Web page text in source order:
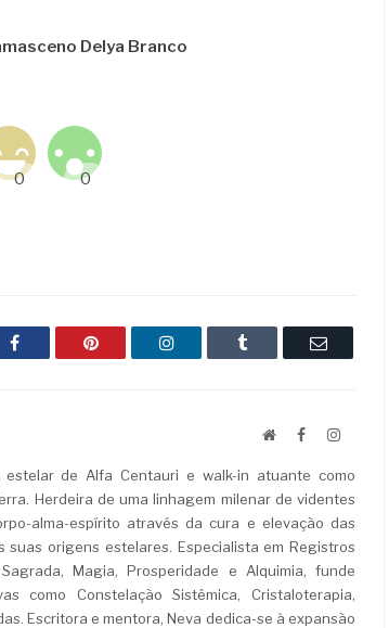
Delya Branco
Facebook Pinterest LinkedIn Tumblr Email
WebsiteFacebookLinkedIn
estelar de Alfa Centauri e walk-in atuante como
Herdeira de uma linhagem milenar de videntes
alma-espírito através da cura e elevação das
origens estelares. Especialista em Registros
Magia, Prosperidade e Alquimia, funde
como Constelação Sistêmica, Cristaloterapia,
Escritora e mentora, Neva dedica-se à expansão